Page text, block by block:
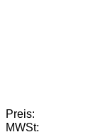
Preis:
MWSt: